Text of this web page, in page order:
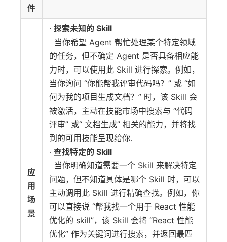
件
应
用
场
景
· 探索未知的 Skill
当你希望 Agent 帮忙处理某个特定领域
的任务，但不确定 Agent 是否具备相应能
力时，可以使用此 Skill 进行探索。例如，
当你询问 “你能帮我评审代码吗？” 或 “如
何为我的项目生成文档？” 时，该 Skill 会
被激活，主动在技能市场中搜索与 “代码
评审” 或“ 文档生成” 相关的能力，并将找
到的可用技能呈现给你.
· 查找特定的 Skill
当你明确知道需要一个 Skill 来解决特定
问题，但不知道具体是哪个 Skill 时，可以
主动调用此 Skill 进行精确查找。例如，你
可以直接说 “帮我找一个用于 React 性能
优化的 skill”，该 Skill 会将 “React 性能
优化” 作为关键词进行搜索，并返回最匹